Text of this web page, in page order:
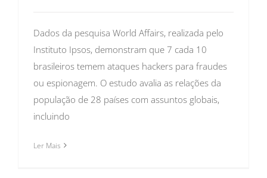
Dados da pesquisa World Affairs, realizada pelo
Instituto Ipsos, demonstram que 7 cada 10
brasileiros temem ataques hackers para fraudes
ou espionagem. O estudo avalia as relações da
população de 28 países com assuntos globais,
incluindo
Ler Mais